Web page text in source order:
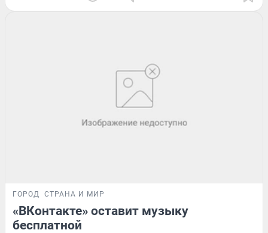
ГОРОД СТРАНА И МИР
«ВКонтакте» оставит музыку
бесплатной